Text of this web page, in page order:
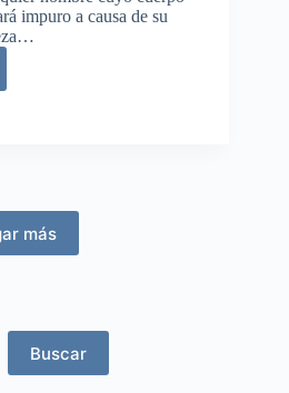
impuro a causa de su
más
Buscar